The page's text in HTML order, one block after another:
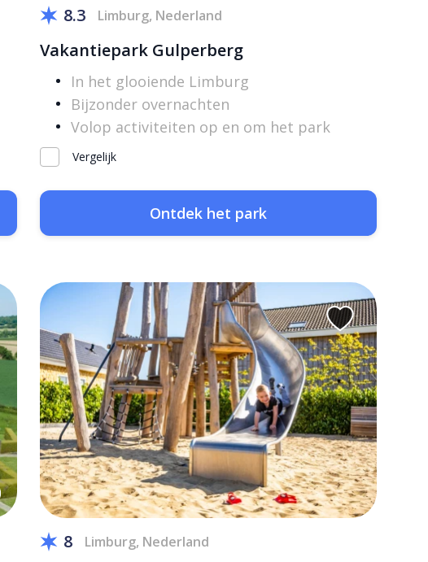
8.3 Limburg, Nederland
Vakantiepark Gulperberg
In het glooiende Limburg
Bijzonder overnachten
Volop activiteiten op en om het park
Vergelijk
Ontdek het park
8 Limburg, Nederland